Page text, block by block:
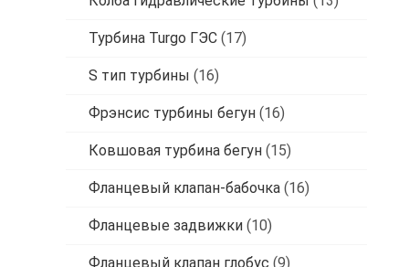
Турбина Turgo ГЭС (17)
S тип турбины (16)
Фрэнсис турбины бегун (16)
Ковшовая турбина бегун (15)
Фланцевый клапан-бабочка (16)
Фланцевые задвижки (10)
Фланцевый клапан глобус (9)